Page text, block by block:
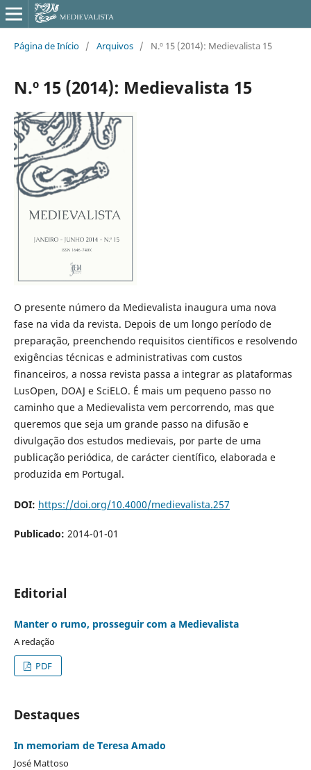
Página de Início / Arquivos / N.º 15 (2014): Medievalista 15
N.º 15 (2014): Medievalista 15
O presente número da Medievalista inaugura uma nova
fase na vida da revista. Depois de um longo período de
preparação, preenchendo requisitos científicos e resolvendo
exigências técnicas e administrativas com custos
financeiros, a nossa revista passa a integrar as plataformas
LusOpen, DOAJ e SciELO. É mais um pequeno passo no
caminho que a Medievalista vem percorrendo, mas que
queremos que seja um grande passo na difusão e
divulgação dos estudos medievais, por parte de uma
publicação periódica, de carácter científico, elaborada e
produzida em Portugal.
DOI: https://doi.org/10.4000/medievalista.257
Publicado: 2014-01-01
Editorial
Manter o rumo, prosseguir com a Medievalista
A redação
PDF
Destaques
In memoriam de Teresa Amado
José Mattoso